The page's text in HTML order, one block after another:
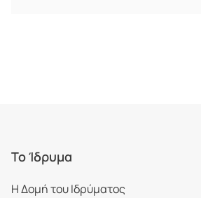
Το Ίδρυμα
Η Δομή του Ιδρύματος